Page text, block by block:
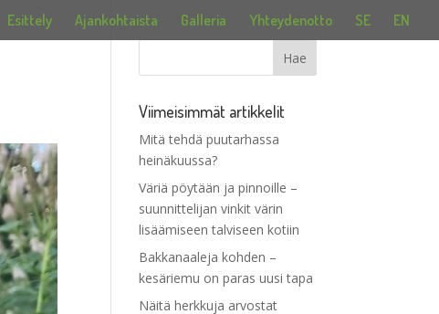
Esittely Ajankohtaista Galleria Yhteydenotto SE EN
Viimeisimmät artikkelit
Mitä tehdä puutarhassa
heinäkuussa?
Väriä pöytään ja pinnoille –
suunnittelijan vinkit värin
lisäämiseen talviseen kotiin
Bakkanaaleja kohden –
kesäriemu on paras uusi tapa
Näitä herkkuja arvostat